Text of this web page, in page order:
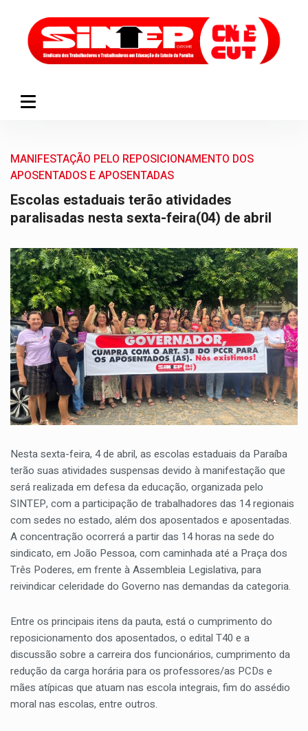
MANIFESTAÇÃO PELO REPOSICIONAMENTO DOS
APOSENTADOS E APOSENTADAS
Escolas estaduais terão atividades
paralisadas nesta sexta-feira(04) de abril
Nesta sexta-feira, 4 de abril, as escolas estaduais da Paraíba
terão suas atividades suspensas devido à manifestação que
será realizada em defesa da educação, organizada pelo
SINTEP, com a participação de trabalhadores das 14 regionais
com sedes no estado, além dos aposentados e aposentadas.
A concentração ocorrerá a partir das 14 horas na sede do
sindicato, em João Pessoa, com caminhada até a Praça dos
Três Poderes, em frente à Assembleia Legislativa, para
reivindicar celeridade do Governo nas demandas da categoria.
Entre os principais itens da pauta, está o cumprimento do
reposicionamento dos aposentados, o edital T40 e a
discussão sobre a carreira dos funcionários, cumprimento da
redução da carga horária para os professores/as PCDs e
mães atípicas que atuam nas escola integrais, fim do assédio
moral nas escolas, entre outros.